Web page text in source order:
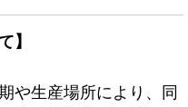
】
や生産場所により、同